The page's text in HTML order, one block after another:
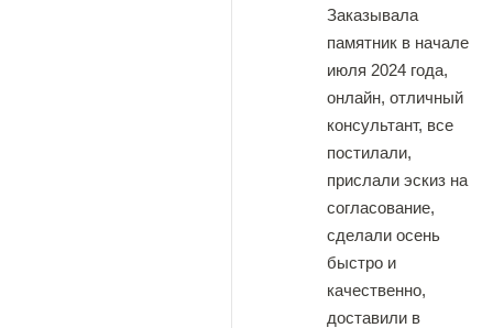
Заказывала
памятник в начале
июля 2024 года,
онлайн, отличный
консультант, все
постилали,
прислали эскиз на
согласование,
сделали осень
быстро и
качественно,
доставили в